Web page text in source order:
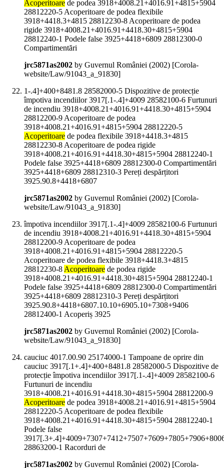
Acoperitoare de podea 3918+4008.21+4016.91+4815+5904
28812220-5 Acoperitoare de podea flexibile
3918+4418.3+4815 28812230-8 Acoperitoare de podea
rigide 3918+4008.21+4016.91+4418.30+4815+5904
28812240-1 Podele false 3925+4418+6809 28812300-0
Compartimentări
jrc5871as2002 by Guvernul României (2002) [Corola-
website/Law/91043_a_91830]
1-.4]+400+8481.8 28582000-5 Dispozitive de protecție
împotiva incendiilor 3917[.1-.4]+4009 28582100-6 Furtunuri
de incendiu 3918+4008.21+4016.91+4418.30+4815+5904
28812200-9 Acoperitoare de podea
3918+4008.21+4016.91+4815+5904 28812220-5
Acoperitoare de podea flexibile 3918+4418.3+4815
28812230-8 Acoperitoare de podea rigide
3918+4008.21+4016.91+4418.30+4815+5904 28812240-1
Podele false 3925+4418+6809 28812300-0 Compartimentări
3925+4418+6809 28812310-3 Pereți despărțitori
3925.90.8+4418+6807
jrc5871as2002 by Guvernul României (2002) [Corola-
website/Law/91043_a_91830]
împotiva incendiilor 3917[.1-.4]+4009 28582100-6 Furtunuri
de incendiu 3918+4008.21+4016.91+4418.30+4815+5904
28812200-9 Acoperitoare de podea
3918+4008.21+4016.91+4815+5904 28812220-5
Acoperitoare de podea flexibile 3918+4418.3+4815
28812230-8Acoperitoare de podea rigide
3918+4008.21+4016.91+4418.30+4815+5904 28812240-1
Podele false 3925+4418+6809 28812300-0 Compartimentări
3925+4418+6809 28812310-3 Pereți despărțitori
3925.90.8+4418+6807.10.10+6905.10+7308+9406
28812400-1 Acoperiș 3925
jrc5871as2002 by Guvernul României (2002) [Corola-
website/Law/91043_a_91830]
cauciuc 4017.00.90 25174000-1 Tampoane de oprire din
cauciuc 3917[.1+.4]+400+8481.8 28582000-5 Dispozitive de
protecție împotiva incendiilor 3917[.1-.4]+4009 28582100-6
Furtunuri de incendiu
3918+4008.21+4016.91+4418.30+4815+5904 28812200-9
Acoperitoare de podea 3918+4008.21+4016.91+4815+5904
28812220-5 Acoperitoare de podea flexibile
3918+4008.21+4016.91+4418.30+4815+5904 28812240-1
Podele false
28863200-1 Racorduri de
jrc5871as2002 by Guvernul României (2002) [Corola-